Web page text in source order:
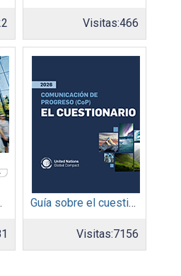
Visitas:466
Arauco Guía sobre el cuestionario: Comunicación de Progreso
Visitas:7156